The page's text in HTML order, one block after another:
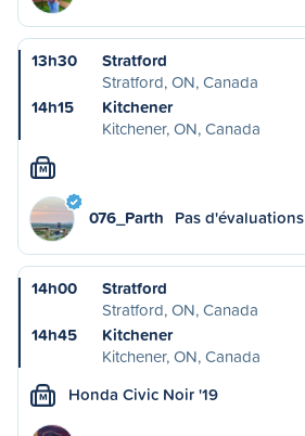
13h30
Stratford
Stratford, ON, Canada
14h15
Kitchener
Kitchener, ON, Canada
M
076_Parth Pas d'évaluations
14h00
Stratford
Stratford, ON, Canada
14h45
Kitchener
Kitchener, ON, Canada
M Honda Civic Noir '19